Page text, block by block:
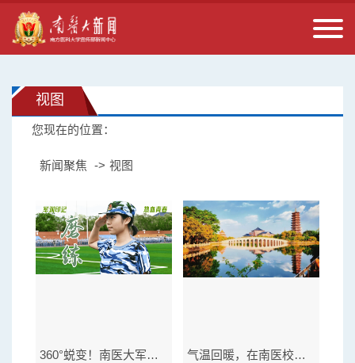
视图
您现在的位置：
新闻聚焦 视图
360°蜕变！南医大军训进行时 气温回暖，在南医校园找到和你一样的MBTI！